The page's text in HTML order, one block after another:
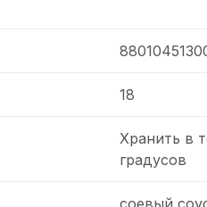
18
Хранить в
градусов
соевый